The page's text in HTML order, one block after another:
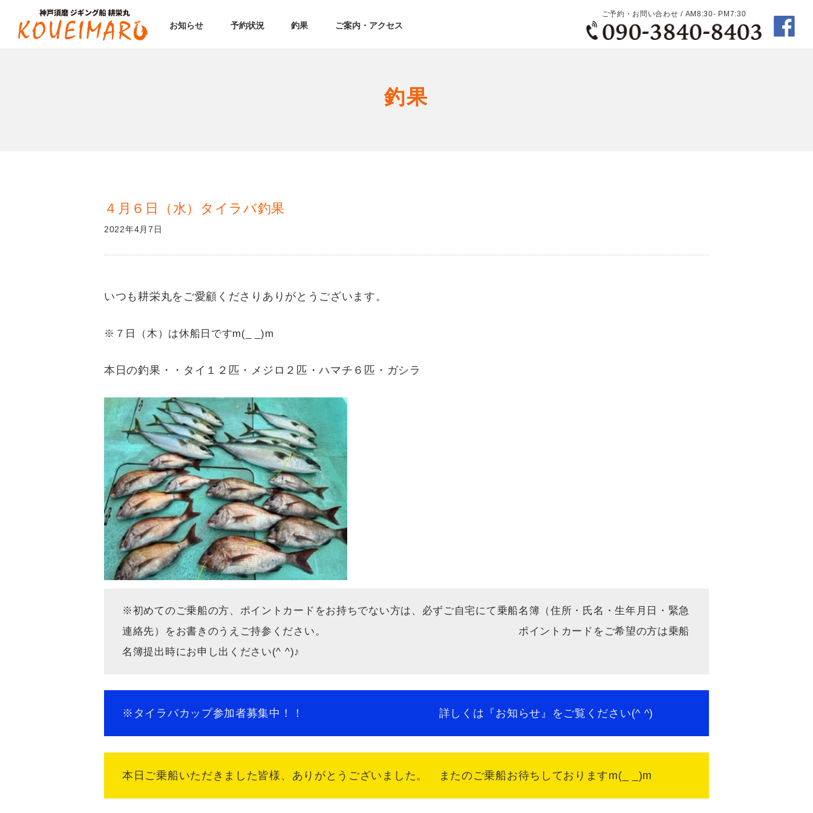
お知らせ 予約状況 釣果 ご案内・アクセス
ご予約・お問い合わせ / AM8:30- PM7:30
釣果
４月６日（水）タイラバ釣果
2022年4月7日
いつも耕栄丸をご愛顧くださりありがとうございます。
※７日（木）は休船日ですm(_ _)m
本日の釣果・・タイ１２匹・メジロ２匹・ハマチ６匹・ガシラ
※初めてのご乗船の方、ポイントカードをお持ちでない方は、必ずご自宅にて乗船名簿（住所・氏名・生年月日・緊急
連絡先）をお書きのうえご持参ください。 ポイントカードをご希望の方は乗船
名簿提出時にお申し出ください(^ ^)♪
※タイラバカップ参加者募集中！！ 詳しくは『お知らせ』をご覧ください(^ ^)
本日ご乗船いただきました皆様、ありがとうございました。 またのご乗船お待ちしておりますm(_ _)m